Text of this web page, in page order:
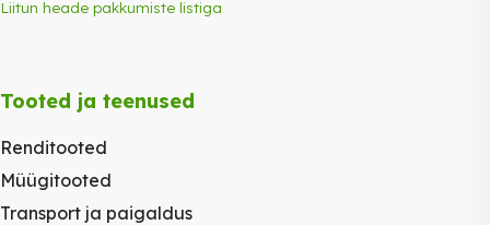
Liitun heade pakkumiste listiga
Tooted ja teenused
Renditooted
Müügitooted
Transport ja paigaldus